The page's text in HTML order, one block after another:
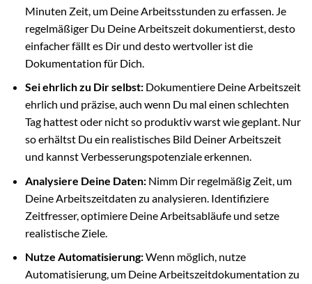
Minuten Zeit, um Deine Arbeitsstunden zu erfassen. Je
regelmäßiger Du Deine Arbeitszeit dokumentierst, desto
einfacher fällt es Dir und desto wertvoller ist die
Dokumentation für Dich.
Sei ehrlich zu Dir selbst:Dokumentiere Deine Arbeitszeit
ehrlich und präzise, auch wenn Du mal einen schlechten
Tag hattest oder nicht so produktiv warst wie geplant. Nur
so erhältst Du ein realistisches Bild Deiner Arbeitszeit
und kannst Verbesserungspotenziale erkennen.
Analysiere Deine Daten:Nimm Dir regelmäßig Zeit, um
Deine Arbeitszeitdaten zu analysieren. Identifiziere
Zeitfresser, optimiere Deine Arbeitsabläufe und setze
realistische Ziele.
Nutze Automatisierung:Wenn möglich, nutze
Automatisierung, um Deine Arbeitszeitdokumentation zu